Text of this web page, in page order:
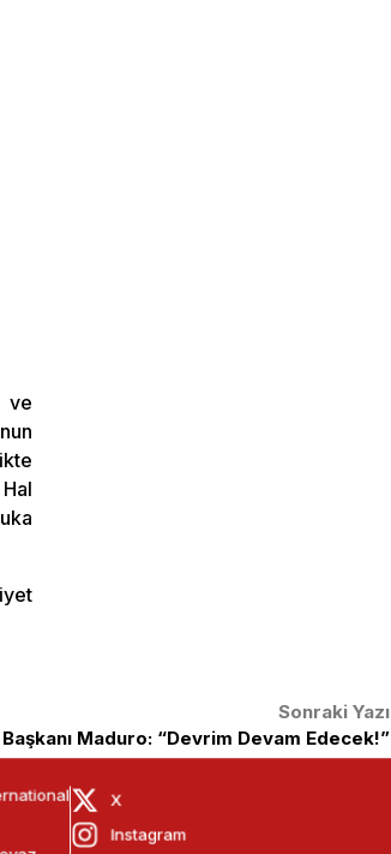
ve
Sonraki Yazı
Maduro: “Devrim Devam Edecek!”
X
Instagram